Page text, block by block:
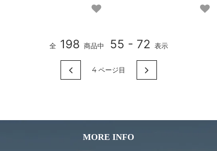
全 198 商品中 55 - 72 表示
4 ページ目
MORE INFO